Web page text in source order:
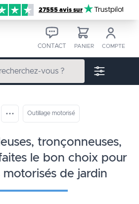
27555 avis sur Trustpilot
CONTACT PANIER COMPTE
Outillage motorisé
le bon choix pour
motorisés de jardin